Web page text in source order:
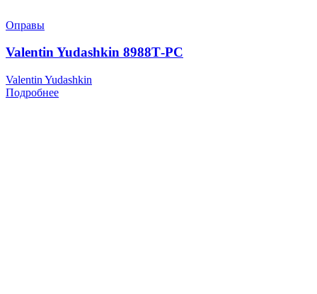
Оправы
Valentin Yudashkin 8988Т-РС
Valentin Yudashkin
Подробнее